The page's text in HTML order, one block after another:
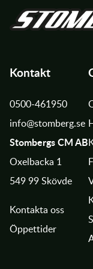
Kontakt
0500-461950
info@stomberg.se
Stombergs CM AB
Oxelbacka 1
549 99 Skövde
Kontakta oss
Öppettider